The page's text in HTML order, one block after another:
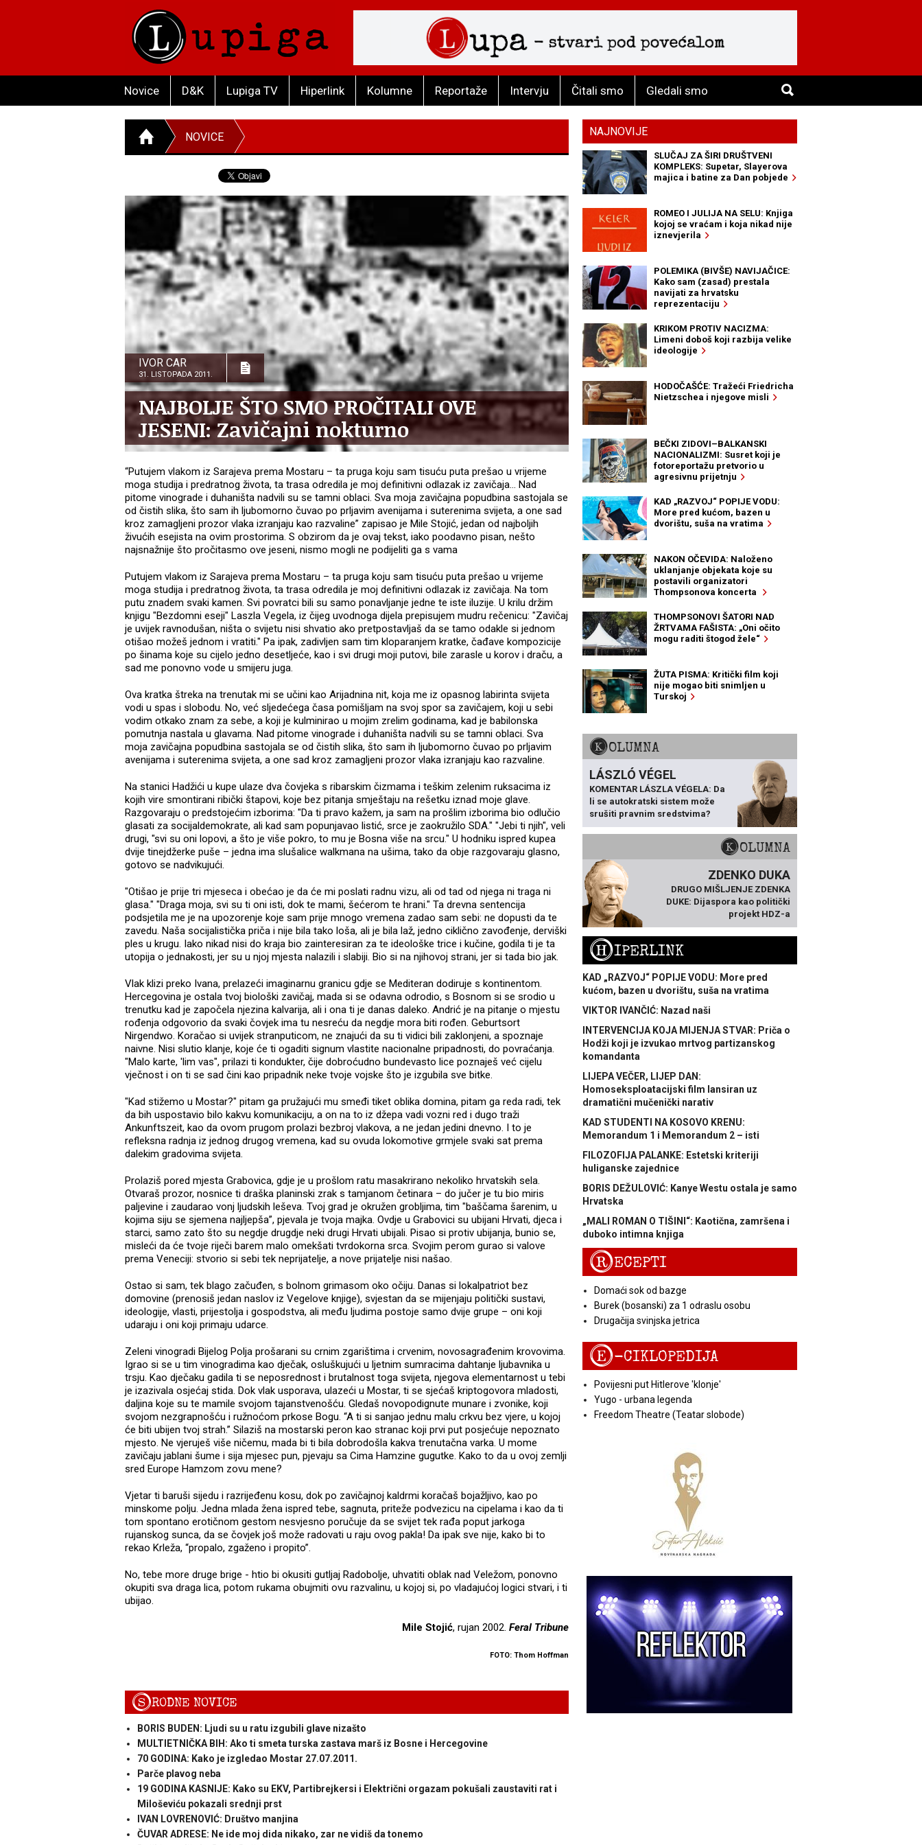
Novice D&K Lupiga TV Hiperlink Kolumne Reportaže Intervju Čitali smo Gledali smo
NOVICE
IVOR CAR
31. LISTOPADA 2011.
NAJBOLJE ŠTO SMO PROČITALI OVE
JESENI: Zavičajni nokturno
“Putujem vlakom iz Sarajeva prema Mostaru – ta pruga koju sam tisuću puta prešao u vrijeme
moga studija i predratnog života, ta trasa odredila je moj definitivni odlazak iz zavičaja… Nad
pitome vinograde i duhaništa nadvili su se tamni oblaci. Sva moja zavičajna popudbina sastojala se
od čistih slika, što sam ih ljubomorno čuvao po prljavim avenijama i suterenima svijeta, a one sad
kroz zamagljeni prozor vlaka izranjaju kao razvaline” zapisao je Mile Stojić, jedan od najboljih
živućih esejista na ovim prostorima. S obzirom da je ovaj tekst, iako poodavno pisan, nešto
najsnažnije što pročitasmo ove jeseni, nismo mogli ne podijeliti ga s vama
Putujem vlakom iz Sarajeva prema Mostaru – ta pruga koju sam tisuću puta prešao u vrijeme
moga studija i predratnog života, ta trasa odredila je moj definitivni odlazak iz zavičaja. Na tom
putu znadem svaki kamen. Svi povratci bili su samo ponavljanje jedne te iste iluzije. U krilu držim
knjigu "Bezdomni eseji" Laszla Vegela, iz čijeg uvodnoga dijela prepisujem mudru rečenicu: "Zavičaj
je uvijek ravnodušan, ništa o svijetu nisi shvatio ako pretpostavljaš da se tamo odakle si jednom
otišao možeš jednom i vratiti." Pa ipak, zadivljen sam tim kloparanjem kratke, čađave kompozicije
po šinama koje su cijelo jedno desetljeće, kao i svi drugi moji putovi, bile zarasle u korov i draču, a
sad me ponovno vode u smijeru juga.
Ova kratka štreka na trenutak mi se učini kao Arijadnina nit, koja me iz opasnog labirinta svijeta
vodi u spas i slobodu. No, već sljedećega časa pomišljam na svoj spor sa zavičajem, koji u sebi
vodim otkako znam za sebe, a koji je kulminirao u mojim zrelim godinama, kad je babilonska
pomutnja nastala u glavama. Nad pitome vinograde i duhaništa nadvili su se tamni oblaci. Sva
moja zavičajna popudbina sastojala se od čistih slika, što sam ih ljubomorno čuvao po prljavim
avenijama i suterenima svijeta, a one sad kroz zamagljeni prozor vlaka izranjaju kao razvaline.
Na stanici Hadžići u kupe ulaze dva čovjeka s ribarskim čizmama i teškim zelenim ruksacima iz
kojih vire smontirani ribički štapovi, koje bez pitanja smještaju na rešetku iznad moje glave.
Razgovaraju o predstojećim izborima: "Da ti pravo kažem, ja sam na prošlim izborima bio odlučio
glasati za socijaldemokrate, ali kad sam popunjavao listić, srce je zaokružilo SDA." "Jebi ti njih", veli
drugi, "svi su oni lopovi, a što je više pokro, to mu je Bosna više na srcu." U hodniku ispred kupea
dvije tinejdžerke puše – jedna ima slušalice walkmana na ušima, tako da obje razgovaraju glasno,
gotovo se nadvikujući.
"Otišao je prije tri mjeseca i obećao je da će mi poslati radnu vizu, ali od tad od njega ni traga ni
glasa." "Draga moja, svi su ti oni isti, dok te mami, šećerom te hrani." Ta drevna sentencija
podsjetila me je na upozorenje koje sam prije mnogo vremena zadao sam sebi: ne dopusti da te
zavedu. Naša socijalistička priča i nije bila tako loša, ali je bila laž, jedno ciklično zavođenje, derviški
ples u krugu. Iako nikad nisi do kraja bio zainteresiran za te ideološke trice i kučine, godila ti je ta
utopija o jednakosti, jer su u njoj mjesta nalazili i slabiji. Bio si na njihovoj strani, jer si tada bio jak.
Vlak klizi preko Ivana, prelazeći imaginarnu granicu gdje se Mediteran dodiruje s kontinentom.
Hercegovina je ostala tvoj biološki zavičaj, mada si se odavna odrodio, s Bosnom si se srodio u
trenutku kad je započela njezina kalvarija, ali i ona ti je danas daleko. Andrić je na pitanje o mjestu
rođenja odgovorio da svaki čovjek ima tu nesreću da negdje mora biti rođen. Geburtsort
Nirgendwo. Koračao si uvijek stranputicom, ne znajući da su ti vidici bili zaklonjeni, a spoznaje
naivne. Nisi slutio klanje, koje će ti ogaditi signum vlastite nacionalne pripadnosti, do povraćanja.
"Malo karte, 'lim vas", prilazi ti kondukter, čije dobroćudno bundevasto lice poznaješ već cijelu
vječnost i on ti se sad čini kao pripadnik neke tvoje vojske što je izgubila sve bitke.
"Kad stižemo u Mostar?" pitam ga pružajući mu smeđi tiket oblika domina, pitam ga reda radi, tek
da bih uspostavio bilo kakvu komunikaciju, a on na to iz džepa vadi vozni red i dugo traži
Ankunftszeit, kao da ovom prugom prolazi bezbroj vlakova, a ne jedan jedini dnevno. I to je
refleksna radnja iz jednog drugog vremena, kad su ovuda lokomotive grmjele svaki sat prema
dalekim gradovima svijeta.
Prolaziš pored mjesta Grabovica, gdje je u prošlom ratu masakrirano nekoliko hrvatskih sela.
Otvaraš prozor, nosnice ti draška planinski zrak s tamjanom četinara – do jučer je tu bio miris
paljevine i zaudarao vonj ljudskih leševa. Tvoj grad je okružen grobljima, tim "baščama šarenim, u
kojima siju se sjemena najljepša”, pjevala je tvoja majka. Ovdje u Grabovici su ubijani Hrvati, djeca i
starci, samo zato što su negdje drugdje neki drugi Hrvati ubijali. Pisao si protiv ubijanja, bunio se,
misleći da će tvoje riječi barem malo omekšati tvrdokorna srca. Svojim perom gurao si valove
prema Veneciji: stvorio si sebi tek neprijatelje, a nove prijatelje nisi našao.
Ostao si sam, tek blago začuđen, s bolnom grimasom oko očiju. Danas si lokalpatriot bez
domovine (prenosiš jedan naslov iz Vegelove knjige), svjestan da se mijenjaju politički sustavi,
ideologije, vlasti, prijestolja i gospodstva, ali među ljudima postoje samo dvije grupe – oni koji
udaraju i oni koji primaju udarce.
Zeleni vinogradi Bijelog Polja prošarani su crnim zgarištima i crvenim, novosagrađenim krovovima.
Igrao si se u tim vinogradima kao dječak, osluškujući u ljetnim sumracima dahtanje ljubavnika u
trsju. Kao dječaku gadila ti se neposrednost i brutalnost toga svijeta, njegova elementarnost u tebi
je izazivala osjećaj stida. Dok vlak usporava, ulazeći u Mostar, ti se sjećaš kriptogovora mladosti,
daljina koje su te mamile svojom tajanstvenošću. Gledaš novopodignute munare i zvonike, koji
svojom nezgrapnošću i ružnoćom prkose Bogu. “A ti si sanjao jednu malu crkvu bez vjere, u kojoj
će biti ubijen tvoj strah.” Silaziš na mostarski peron kao stranac koji prvi put posjećuje nepoznato
mjesto. Ne vjeruješ više ničemu, mada bi ti bila dobrodošla kakva trenutačna varka. U mome
zavičaju jablani šume i sija mjesec pun, pjevaju sa Cima Hamzine gugutke. Kako to da u ovoj zemlji
sred Europe Hamzom zovu mene?
Vjetar ti baruši sijedu i razrijeđenu kosu, dok po zavičajnoj kaldrmi koračaš bojažljivo, kao po
minskome polju. Jedna mlada žena ispred tebe, sagnuta, priteže podvezicu na cipelama i kao da ti
tom spontano erotičnom gestom nesvjesno poručuje da se svijet tek rađa poput jarkoga
rujanskog sunca, da se čovjek još može radovati u raju ovog pakla! Da ipak sve nije, kako bi to
rekao Krleža, “propalo, zgaženo i propito”.
No, tebe more druge brige - htio bi okusiti gutljaj Radobolje, uhvatiti oblak nad Veležom, ponovno
okupiti sva draga lica, potom rukama obujmiti ovu razvalinu, u kojoj si, po vladajućoj logici stvari, i ti
ubijao.
Mile Stojić, rujan 2002. Feral Tribune
FOTO: Thom Hoffman
SRODNE NOVICE
BORIS BUDEN: Ljudi su u ratu izgubili glave nizašto
MULTIETNIČKA BIH: Ako ti smeta turska zastava marš iz Bosne i Hercegovine
70 GODINA: Kako je izgledao Mostar 27.07.2011.
Parče plavog neba
19 GODINA KASNIJE: Kako su EKV, Partibrejkersi i Električni orgazam pokušali zaustaviti rat i
Miloševiću pokazali srednji prst
IVAN LOVRENOVIĆ: Društvo manjina
ČUVAR ADRESE: Ne ide moj dida nikako, zar ne vidiš da tonemo
NAJNOVIJE
SLUČAJ ZA ŠIRI DRUŠTVENI
KOMPLEKS: Supetar, Slayerova
majica i batine za Dan pobjede
ROMEO I JULIJA NA SELU: Knjiga
kojoj se vraćam i koja nikad nije
iznevjerila
POLEMIKA (BIVŠE) NAVIJAČICE:
Kako sam (zasad) prestala
navijati za hrvatsku
reprezentaciju
KRIKOM PROTIV NACIZMA:
Limeni doboš koji razbija velike
ideologije
HODOČAŠĆE: Tražeći Friedricha
Nietzschea i njegove misli
BEČKI ZIDOVI–BALKANSKI
NACIONALIZMI: Susret koji je
fotoreportažu pretvorio u
agresivnu prijetnju
KAD „RAZVOJ“ POPIJE VODU:
More pred kućom, bazen u
dvorištu, suša na vratima
NAKON OČEVIDA: Naloženo
uklanjanje objekata koje su
postavili organizatori
Thompsonova koncerta
THOMPSONOVI ŠATORI NAD
ŽRTVAMA FAŠISTA: „Oni očito
mogu raditi štogod žele“
ŽUTA PISMA: Kritički film koji
nije mogao biti snimljen u
Turskoj
KOLUMNA
LÁSZLÓ VÉGEL
KOMENTAR LÁSZLA VÉGELA: Da
li se autokratski sistem može
srušiti pravnim sredstvima?
KOLUMNA
ZDENKO DUKA
DRUGO MIŠLJENJE ZDENKA
DUKE: Dijaspora kao politički
projekt HDZ-a
HIPERLINK
KAD „RAZVOJ“ POPIJE VODU: More pred
kućom, bazen u dvorištu, suša na vratima
VIKTOR IVANČIĆ: Nazad naši
INTERVENCIJA KOJA MIJENJA STVAR: Priča o
Hodži koji je izvukao mrtvog partizanskog
komandanta
LIJEPA VEČER, LIJEP DAN:
Homoseksploatacijski film lansiran uz
dramatični mučenički narativ
KAD STUDENTI NA KOSOVO KRENU:
Memorandum 1 i Memorandum 2 – isti
FILOZOFIJA PALANKE: Estetski kriteriji
huliganske zajednice
BORIS DEŽULOVIĆ: Kanye Westu ostala je samo
Hrvatska
„MALI ROMAN O TIŠINI“: Kaotična, zamršena i
duboko intimna knjiga
RECEPTI
Domaći sok od bazge
Burek (bosanski) za 1 odraslu osobu
Drugačija svinjska jetrica
E-CIKLOPEDIJA
Povijesni put Hitlerove 'klonje'
Yugo - urbana legenda
Freedom Theatre (Teatar slobode)